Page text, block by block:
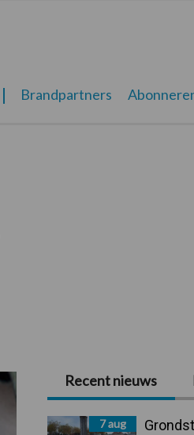
Brandpartners
Primaire
Sidebar
Recent nieuws
7 aug